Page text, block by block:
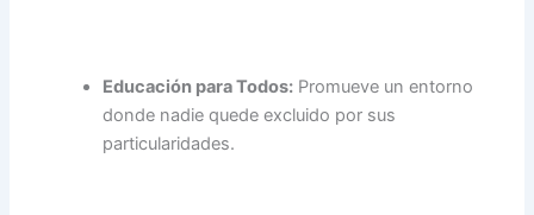
Educación para Todos: Promueve un entorno
donde nadie quede excluido por sus
particularidades.